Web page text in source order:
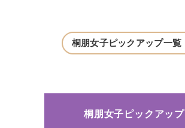
桐朋女子ピックアップ一覧
桐朋女子ピックアップ